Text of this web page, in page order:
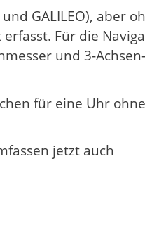
GALILEO), aber
Für die
und 3-Achsen-
für eine Uhr
jetzt auch